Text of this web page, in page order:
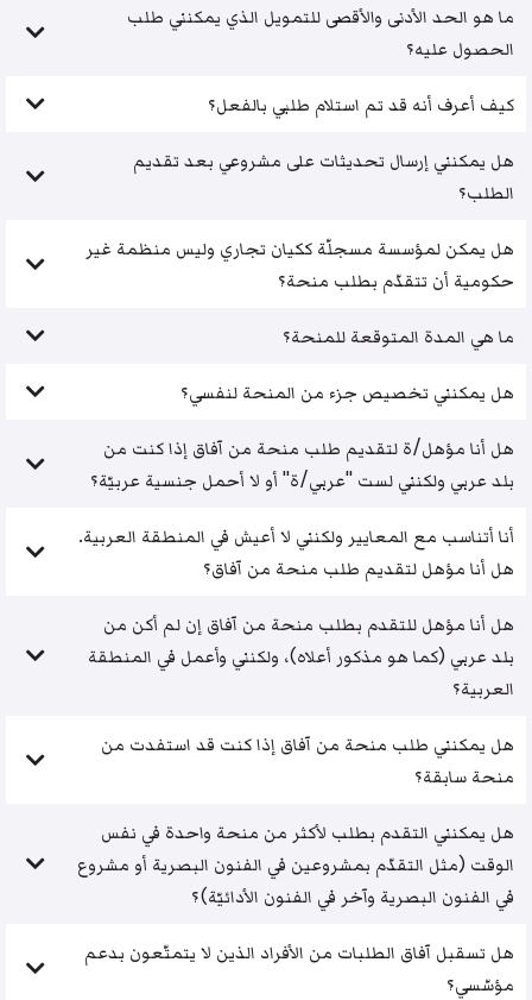
ما هو الحد الأدنى والأقصى للتمويل الذي يمكنني طلب
الحصول عليه؟
كيف أعرف أنه قد تم استلام طلبي بالفعل؟
هل يمكنني إرسال تحديثات على مشروعي بعد تقديم
الطلب؟
هل يمكن لمؤسسة مسجلّة ككيان تجاري وليس منظمة غير
حكومية أن تتقدّم بطلب منحة؟
ما هي المدة المتوقعة للمنحة؟
هل يمكنني تخصيص جزء من المنحة لنفسي؟
هل أنا مؤهل/ة لتقديم طلب منحة من آفاق إذا كنت من
بلد عربي ولكنني لست "عربي/ة" أو لا أحمل جنسية عربيّة؟
أنا أتناسب مع المعايير ولكنني لا أعيش في المنطقة العربية.
هل أنا مؤهل لتقديم طلب منحة من آفاق؟
هل أنا مؤهل للتقدم بطلب منحة من آفاق إن لم أكن من
بلد عربي (كما هو مذكور أعلاه)، ولكنني وأعمل في المنطقة
العربية؟
هل يمكنني طلب منحة من آفاق إذا كنت قد استفدت من
منحة سابقة؟
هل يمكنني التقدم بطلب لأكثر من منحة واحدة في نفس
الوقت (مثل التقدّم بمشروعين في الفنون البصرية أو مشروع
في الفنون البصرية وآخر في الفنون الأدائيّة)؟
هل تسقبل آفاق الطلبات من الأفراد الذين لا يتمتّعون بدعم
مؤسّسي؟